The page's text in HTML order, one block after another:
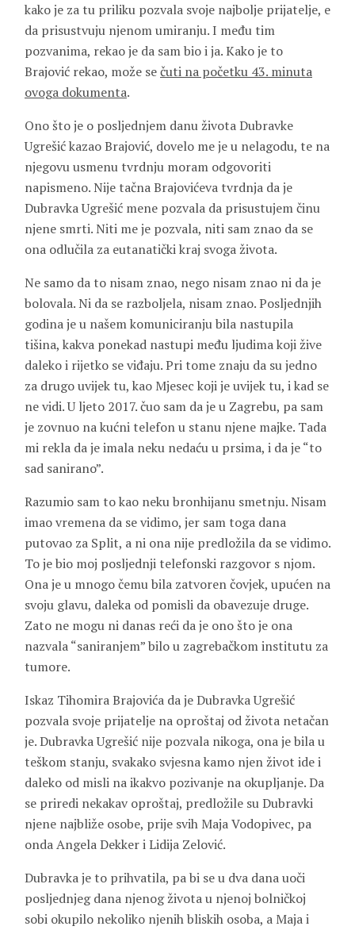
kako je za tu priliku pozvala svoje najbolje prijatelje, e
da prisustvuju njenom umiranju. I među tim
pozvanima, rekao je da sam bio i ja. Kako je to
Brajović rekao, može sečuti na početku 43. minuta
ovoga dokumenta.
Ono što je o posljednjem danu života Dubravke
Ugrešić kazao Brajović, dovelo me je u nelagodu, te na
njegovu usmenu tvrdnju moram odgovoriti
napismeno. Nije tačna Brajovićeva tvrdnja da je
Dubravka Ugrešić mene pozvala da prisustujem činu
njene smrti. Niti me je pozvala, niti sam znao da se
ona odlučila za eutanatički kraj svoga života.
Ne samo da to nisam znao, nego nisam znao ni da je
bolovala. Ni da se razboljela, nisam znao. Posljednjih
godina je u našem komuniciranju bila nastupila
tišina, kakva ponekad nastupi među ljudima koji žive
daleko i rijetko se viđaju. Pri tome znaju da su jedno
za drugo uvijek tu, kao Mjesec koji je uvijek tu, i kad se
ne vidi. U ljeto 2017. čuo sam da je u Zagrebu, pa sam
je zovnuo na kućni telefon u stanu njene majke. Tada
mi rekla da je imala neku nedaću u prsima, i da je “to
sad sanirano”.
Razumio sam to kao neku bronhijanu smetnju. Nisam
imao vremena da se vidimo, jer sam toga dana
putovao za Split, a ni ona nije predložila da se vidimo.
To je bio moj posljednji telefonski razgovor s njom.
Ona je u mnogo čemu bila zatvoren čovjek, upućen na
svoju glavu, daleka od pomisli da obavezuje druge.
Zato ne mogu ni danas reći da je ono što je ona
nazvala “saniranjem” bilo u zagrebačkom institutu za
tumore.
Iskaz Tihomira Brajovića da je Dubravka Ugrešić
pozvala svoje prijatelje na oproštaj od života netačan
je. Dubravka Ugrešić nije pozvala nikoga, ona je bila u
teškom stanju, svakako svjesna kamo njen život ide i
daleko od misli na ikakvo pozivanje na okupljanje. Da
se priredi nekakav oproštaj, predložile su Dubravki
njene najbliže osobe, prije svih Maja Vodopivec, pa
onda Angela Dekker i Lidija Zelović.
Dubravka je to prihvatila, pa bi se u dva dana uoči
posljednjeg dana njenog života u njenoj bolničkoj
sobi okupilo nekoliko njenih bliskih osoba, a Maja i